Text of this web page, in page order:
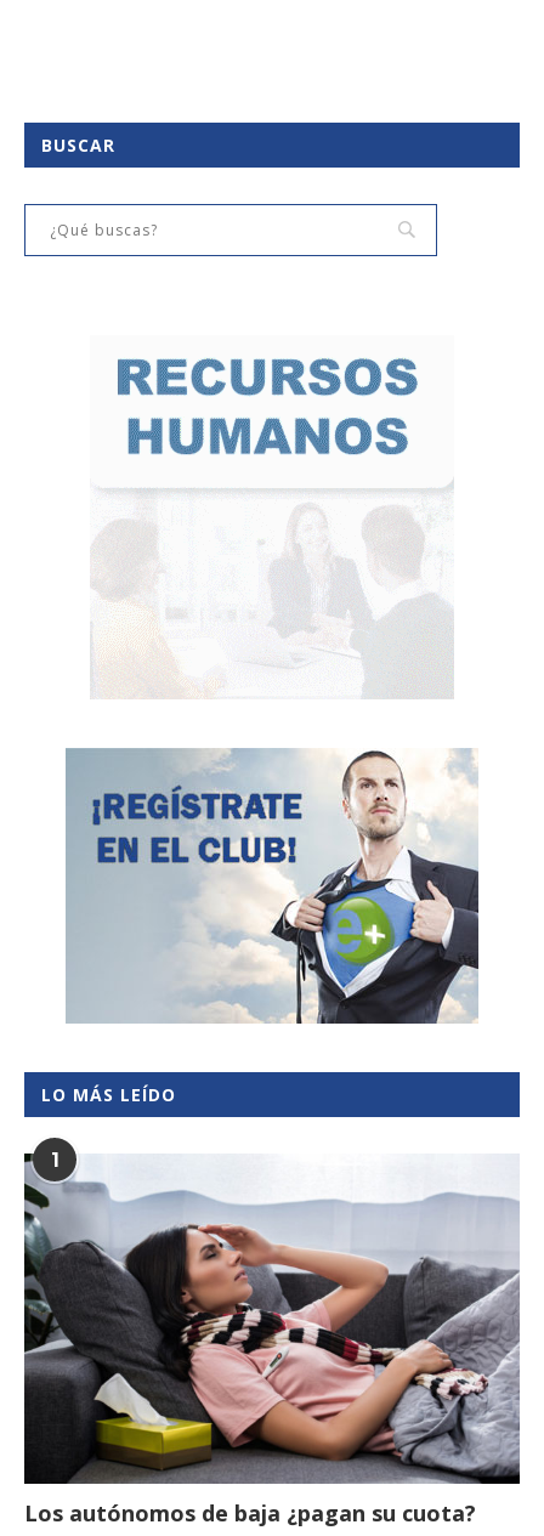
BUSCAR
LO MÁS LEÍDO
1
Los autónomos de baja ¿pagan su cuota?